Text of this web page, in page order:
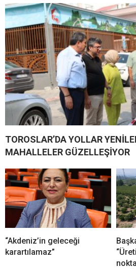
TOROSLAR’DA YOLLAR
MAHALLELER GÜZELLEŞİYOR
“Akdeniz’in geleceği
karartılamaz”